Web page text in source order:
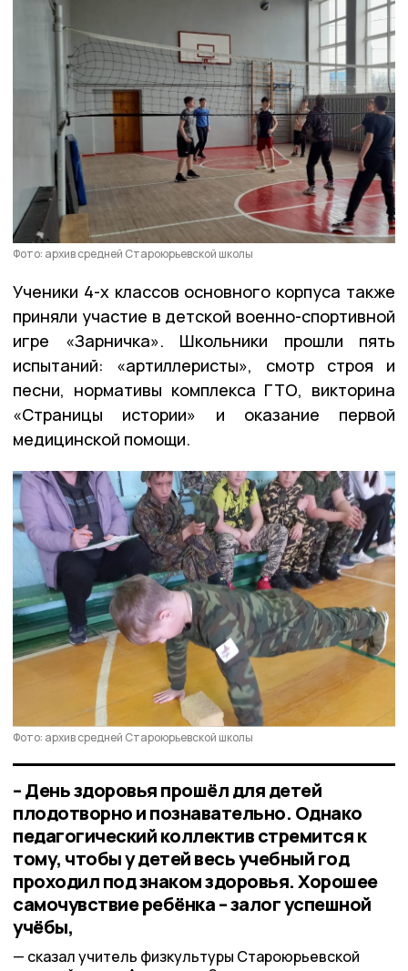
Фото: архив средней Староюрьевской школы
Ученики 4-х классов основного корпуса также
приняли участие в детской военно-спортивной
игре «Зарничка». Школьники прошли пять
испытаний: «артиллеристы», смотр строя и
песни, нормативы комплекса ГТО, викторина
«Страницы истории» и оказание первой
медицинской помощи.
Фото: архив средней Староюрьевской школы
– День здоровья прошёл для детей
плодотворно и познавательно. Однако
педагогический коллектив стремится к
тому, чтобы у детей весь учебный год
проходил под знаком здоровья. Хорошее
самочувствие ребёнка – залог успешной
учёбы,
сказал учитель физкультуры Староюрьевской